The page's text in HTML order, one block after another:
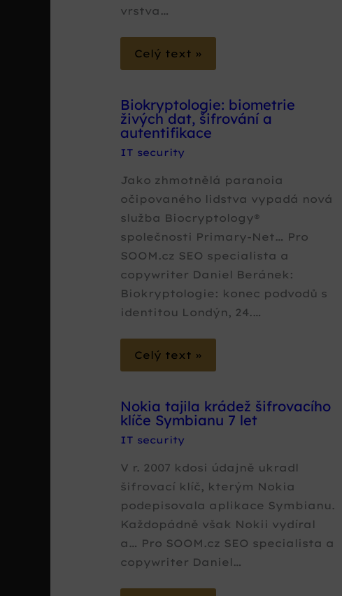
vrstva…
Celý text »
Biokryptologie: biometrie
živých dat, šifrování a
autentifikace
IT security
Jako zhmotnělá paranoia
očipovaného lidstva vypadá nová
služba Biocryptology®
společnosti Primary-Net… Pro
SOOM.cz SEO specialista a
copywriter Daniel Beránek:
Biokryptologie: konec podvodů s
identitou Londýn, 24.…
Celý text »
Nokia tajila krádež šifrovacího
klíče Symbianu 7 let
IT security
V r. 2007 kdosi údajně ukradl
šifrovací klíč, kterým Nokia
podepisovala aplikace Symbianu.
Každopádně však Nokii vydíral
a… Pro SOOM.cz SEO specialista a
copywriter Daniel…